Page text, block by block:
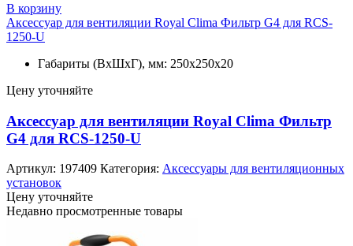
В корзину
Аксессуар для вентиляции Royal Clima Фильтр G4 для RCS-
1250-U
Габариты (ВхШхГ), мм: 250x250x20
Цену уточняйте
Аксессуар для вентиляции Royal Clima Фильтр
G4 для RCS-1250-U
Артикул: 197409 Категория: Аксессуары для вентиляционных
установок
Цену уточняйте
Недавно просмотренные товары